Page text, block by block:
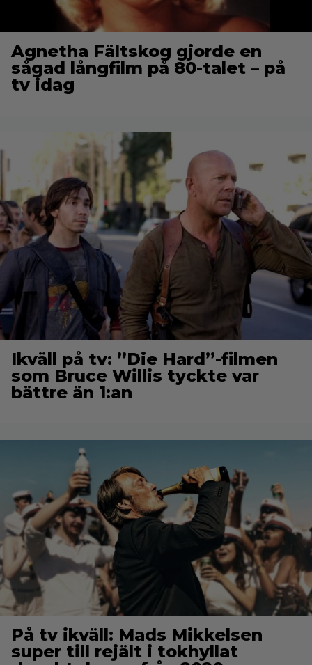
Agnetha Fältskog gjorde en
sågad långfilm på 80-talet – på
tv idag
Ikväll på tv: ”Die Hard”-filmen
som Bruce Willis tyckte var
bättre än 1:an
På tv ikväll: Mads Mikkelsen
super till rejält i tokhyllat